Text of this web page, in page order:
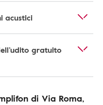
acustici
gratuito
di Via Roma,